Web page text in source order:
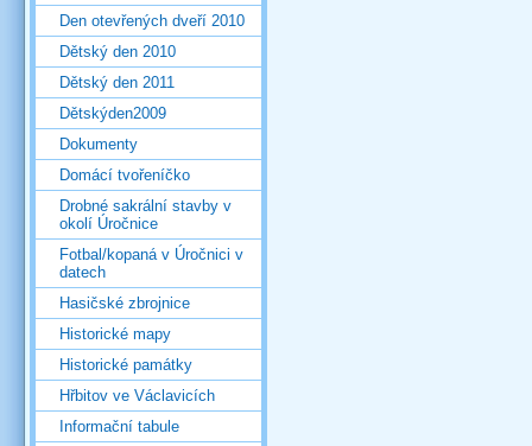
Den otevřených dveří 2010
Dětský den 2010
Dětský den 2011
Dětskýden2009
Dokumenty
Domácí tvořeníčko
Drobné sakrální stavby v
okolí Úročnice
Fotbal/kopaná v Úročnici v
datech
Hasičské zbrojnice
Historické mapy
Historické památky
Hřbitov ve Václavicích
Informační tabule